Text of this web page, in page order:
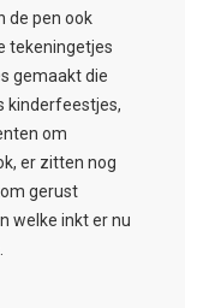
de pen ook
tekeningetjes
gemaakt die
kinderfeestjes,
om
er zitten nog
gerust
welke inkt er nu